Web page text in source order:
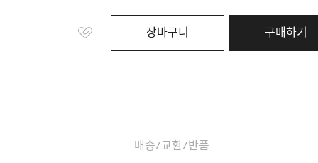
장바구니 구매하기
배송/교환/반품